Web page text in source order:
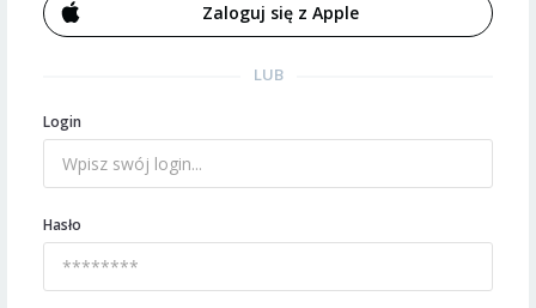
Zaloguj się z Apple
LUB
Login
Hasło